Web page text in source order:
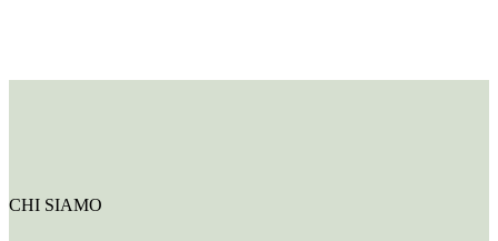
CHI SIAMO